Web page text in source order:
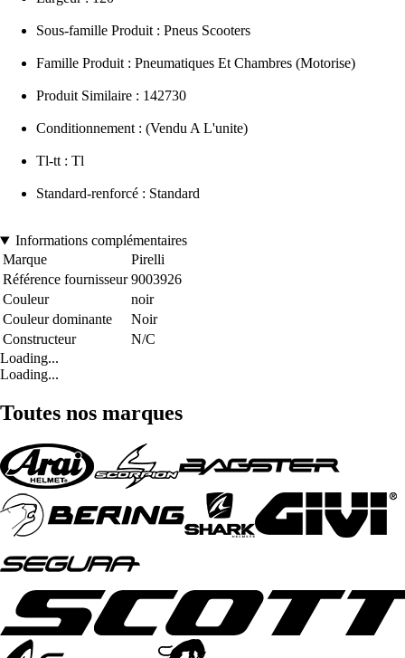
Sous-famille Produit : Pneus Scooters
Famille Produit : Pneumatiques Et Chambres (Motorise)
Produit Similaire : 142730
Conditionnement : (Vendu A L'unite)
Tl-tt : Tl
Standard-renforcé : Standard
Informations complémentaires
Marque
Pirelli
Référence fournisseur 9003926
Couleur
noir
Couleur dominante
Noir
Constructeur
N/C
Loading...
Loading...
Toutes nos marques